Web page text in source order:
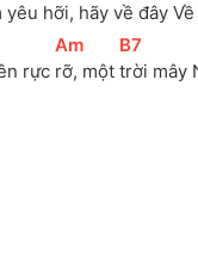
yêu hỡi, hãy về đây Về
rực
[
Am
rỡ, một
[B7
trời mây